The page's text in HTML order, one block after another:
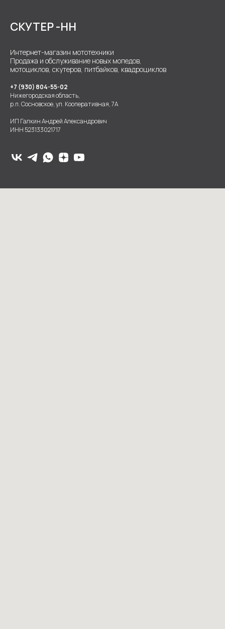
СКУТЕР -НН
Интернет-магазин мототехники
Продажа и обслуживание новых мопедов,
мотоциклов, скутеров, питбайков, квадроциклов
+7 (930) 804-55-02
Нижегородская область,
р.п. Сосновское, ул. Кооперативная, 7А
ИП Галкин Андрей Александрович
ИНН 523133021717